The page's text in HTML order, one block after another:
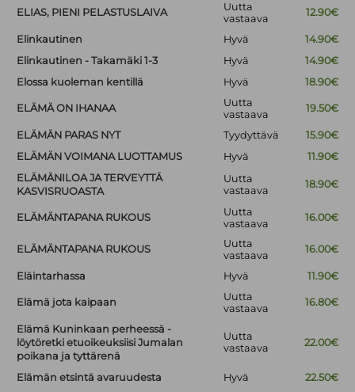
ELIAS, PIENI PELASTUSLAIVA
Uutta
vastaava
12.90€
Elinkautinen Hyvä
14.90€
Elinkautinen - Takamäki 1-3
Hyvä
14.90€
Elossa kuoleman kentillä
Hyvä 18.90€
ELÄMÄ ON IHANAA
Uutta
vastaava
19.50€
ELÄMÄN PARAS NYT Tyydyttävä
15.90€
ELÄMÄN VOIMANA LUOTTAMUS
Hyvä
11.90€
ELÄMÄNILOA JA TERVEYTTÄ
KASVISRUOASTA
Uutta
vastaava
18.90€
ELÄMÄNTAPANA RUKOUS
Uutta
vastaava
16.00€
ELÄMÄNTAPANA RUKOUS
Uutta
vastaava
16.00€
Eläintarhassa Hyvä 11.90€
Elämä jota kaipaan
Uutta
vastaava
16.80€
Elämä Kuninkaan perheessä -
löytöretki etuoikeuksiisi Jumalan
poikana ja tyttärenä
Uutta
vastaava
22.00€
Elämän etsintä avaruudesta Hyvä
22.50€